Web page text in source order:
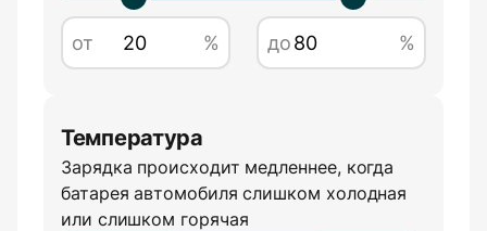
от % до %
Температура
Зарядка происходит медленнее, когда
батарея автомобиля слишком холодная
или слишком горячая